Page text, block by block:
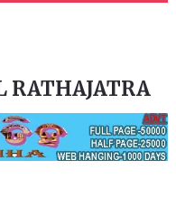
RATHAJATRA